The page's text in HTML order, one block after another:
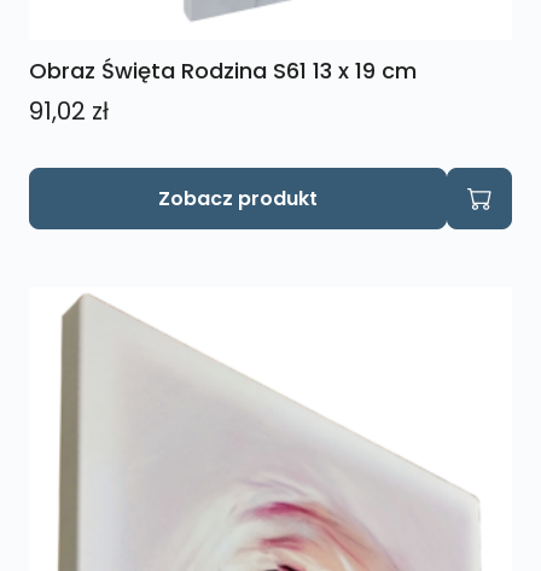
Obraz Święta Rodzina S61 13 x 19 cm
91,02 zł
Zobacz produkt